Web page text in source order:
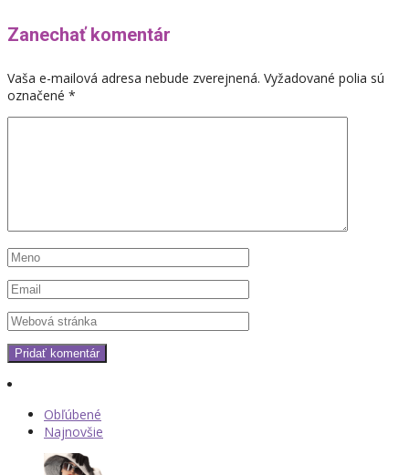
Zanechať komentár
Vaša e-mailová adresa nebude zverejnená. Vyžadované polia sú
označené *
Obľúbené
Najnovšie